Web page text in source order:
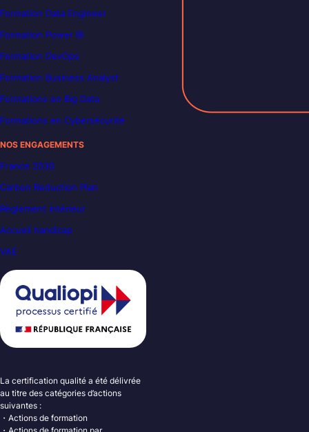
Formation Data Engineer
Formation Power BI
Formation DevOps
Formation Business Analyst
Formations en Big Data
Formations en Cybersécurité
NOS ENGAGEMENTS
France 2030
Carbon Reduction Plan
Règlement intérieur
Accueil handicap
VAE
La certification qualité a été délivrée
au titre des catégories d’actions
suivantes :
・Actions de formation